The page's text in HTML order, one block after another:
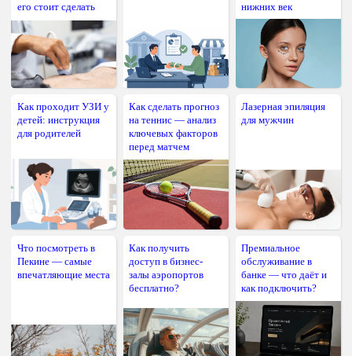
его стоит сделать
нижних век
Как проходит УЗИ у
детей: инструкция
для родителей
Как сделать прогноз
на теннис — анализ
ключевых факторов
перед матчем
Лазерная эпиляция
для мужчин
Что посмотреть в
Пекине — самые
впечатляющие места
Как получить
доступ в бизнес-
залы аэропортов
бесплатно?
Премиальное
обслуживание в
банке — что даёт и
как подключить?